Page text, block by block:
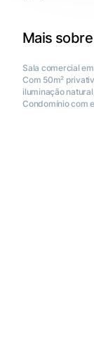
Mais
Sala comercial
Com 50m²
iluminação
Condomínio com